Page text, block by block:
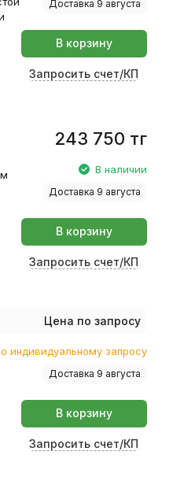
Доставка 9 августа
В корзину
Запросить счет/КП
243 750 тг
В наличии
Доставка 9 августа
В корзину
Запросить счет/КП
Цена по запросу
индивидуальному запросу
Доставка 9 августа
В корзину
Запросить счет/КП